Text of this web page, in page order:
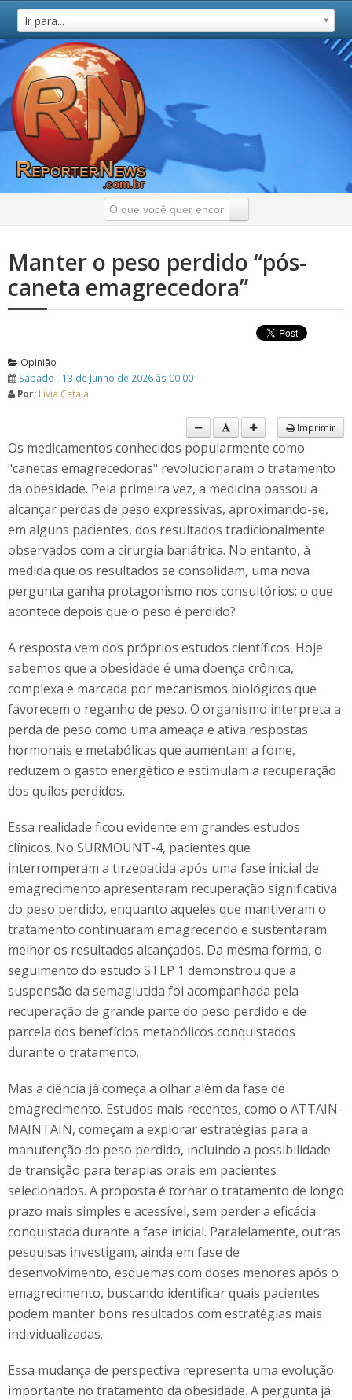
Ir para...
Manter o peso perdido “pós-
caneta emagrecedora”
Opinião
Sábado - 13 de Junho de 2026 às 00:00
Por: Lívia Catalá
Imprimir
Os medicamentos conhecidos popularmente como
"canetas emagrecedoras" revolucionaram o tratamento
da obesidade. Pela primeira vez, a medicina passou a
alcançar perdas de peso expressivas, aproximando-se,
em alguns pacientes, dos resultados tradicionalmente
observados com a cirurgia bariátrica. No entanto, à
medida que os resultados se consolidam, uma nova
pergunta ganha protagonismo nos consultórios: o que
acontece depois que o peso é perdido?
A resposta vem dos próprios estudos científicos. Hoje
sabemos que a obesidade é uma doença crônica,
complexa e marcada por mecanismos biológicos que
favorecem o reganho de peso. O organismo interpreta a
perda de peso como uma ameaça e ativa respostas
hormonais e metabólicas que aumentam a fome,
reduzem o gasto energético e estimulam a recuperação
dos quilos perdidos.
Essa realidade ficou evidente em grandes estudos
clínicos. No SURMOUNT-4, pacientes que
interromperam a tirzepatida após uma fase inicial de
emagrecimento apresentaram recuperação significativa
do peso perdido, enquanto aqueles que mantiveram o
tratamento continuaram emagrecendo e sustentaram
melhor os resultados alcançados. Da mesma forma, o
seguimento do estudo STEP 1 demonstrou que a
suspensão da semaglutida foi acompanhada pela
recuperação de grande parte do peso perdido e de
parcela dos benefícios metabólicos conquistados
durante o tratamento.
Mas a ciência já começa a olhar além da fase de
emagrecimento. Estudos mais recentes, como o ATTAIN-
MAINTAIN, começam a explorar estratégias para a
manutenção do peso perdido, incluindo a possibilidade
de transição para terapias orais em pacientes
selecionados. A proposta é tornar o tratamento de longo
prazo mais simples e acessível, sem perder a eficácia
conquistada durante a fase inicial. Paralelamente, outras
pesquisas investigam, ainda em fase de
desenvolvimento, esquemas com doses menores após o
emagrecimento, buscando identificar quais pacientes
podem manter bons resultados com estratégias mais
individualizadas.
Essa mudança de perspectiva representa uma evolução
importante no tratamento da obesidade. A pergunta já